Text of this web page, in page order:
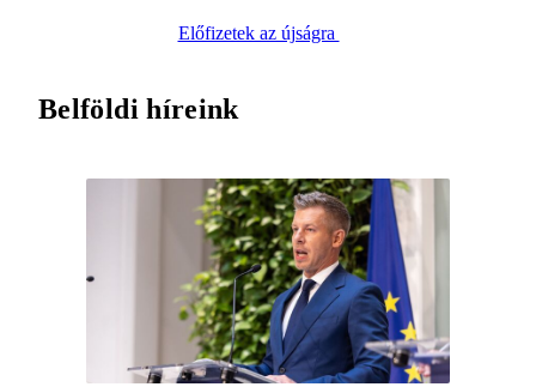
Előfizetek az újságra
Belföldi híreink